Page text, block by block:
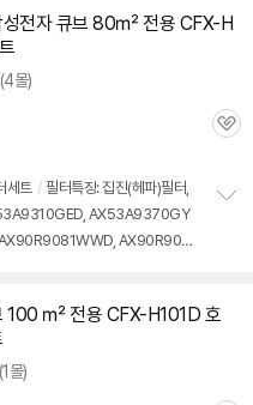
기
성전자 큐브 80㎡ 전용 CFX-H
(4몰)
관
세트 / 필터특징: 집진(헤파)필터,
AX53A9370GY
AX90R9080
100 ㎡ 전용 CFX-H101D 호
(1몰)